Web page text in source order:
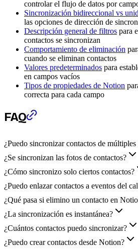
controlar el flujo de datos por
Sincronización bidireccional vs
las opciones de dirección de
Descripción general de filtros para
contactos se sincronizan
Comportamiento de eliminación
cuando se eliminan contactos
Valores predeterminados para
en campos vacíos
Tipos de propiedades de Notion
correcta para cada campo
FAQ
¿Puedo sincronizar contactos de
¿Se sincronizan las fotos de contactos?
¿Cómo sincronizo solo ciertos contactos?
¿Puedo enlazar contactos a eventos del
¿Qué pasa si elimino un contacto en
¿La sincronización es instantánea?
¿Cuántos contactos puedo sincronizar?
¿Puedo crear contactos desde Notion?